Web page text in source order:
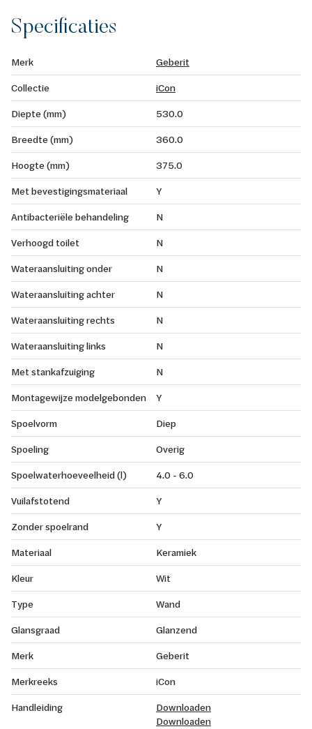
Specificaties
Merk
Geberit
Collectie
iCon
Diepte (mm)
530.0
Breedte (mm)
360.0
Hoogte (mm)
375.0
Met bevestigingsmateriaal
Y
Antibacteriële behandeling
N
Verhoogd toilet
N
Wateraansluiting onder
N
Wateraansluiting achter
N
Wateraansluiting rechts
N
Wateraansluiting links
N
Met stankafzuiging
N
Montagewijze modelgebonden
Y
Spoelvorm
Diep
Spoeling
Overig
Spoelwaterhoeveelheid (l)
4.0 - 6.0
Vuilafstotend
Y
Zonder spoelrand
Y
Materiaal
Keramiek
Kleur
Wit
Type
Wand
Glansgraad
Glanzend
Merk
Geberit
Merkreeks
iCon
Handleiding
Downloaden
Downloaden